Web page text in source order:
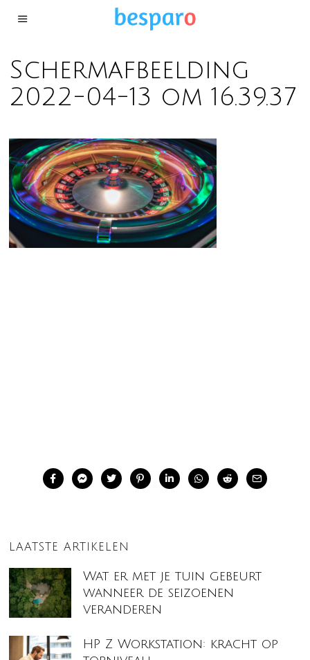
Schermafbeelding
2022-04-13 om 16.39.37
LAATSTE ARTIKELEN
Wat er met je tuin gebeurt
wanneer de seizoenen
veranderen
HP Z Workstation: kracht op